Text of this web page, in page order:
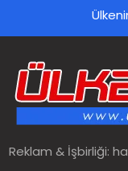
SPOR
TEKNOLOJI
MALATYA HABERLERI
Reklam & İşbirliği: